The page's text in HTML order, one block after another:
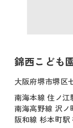
錦西こども
大阪府堺市堺区
南海本線 住ノ江
南海高野線 沢ノ
阪和線 杉本町駅